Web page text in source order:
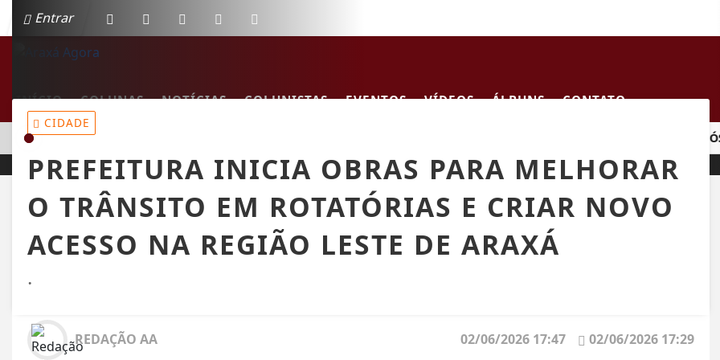
Entrar
INÍCIO COLUNAS NOTÍCIAS COLUNISTAS EVENTOS VÍDEOS ÁLBUNS CONTATO
MULHER MORRE EM COLISÃO FRONTAL ENTRE CARRO E CAMINHÃO NA BR-262 CRIANÇA DE 2 ANOS MORRE
EM ALTA
CIDADE
PREFEITURA INICIA OBRAS PARA MELHORAR
O TRÂNSITO EM ROTATÓRIAS E CRIAR NOVO
ACESSO NA REGIÃO LESTE DE ARAXÁ
.
REDAÇÃO AA 02/06/2026 17:29
02/06/2026 17:47